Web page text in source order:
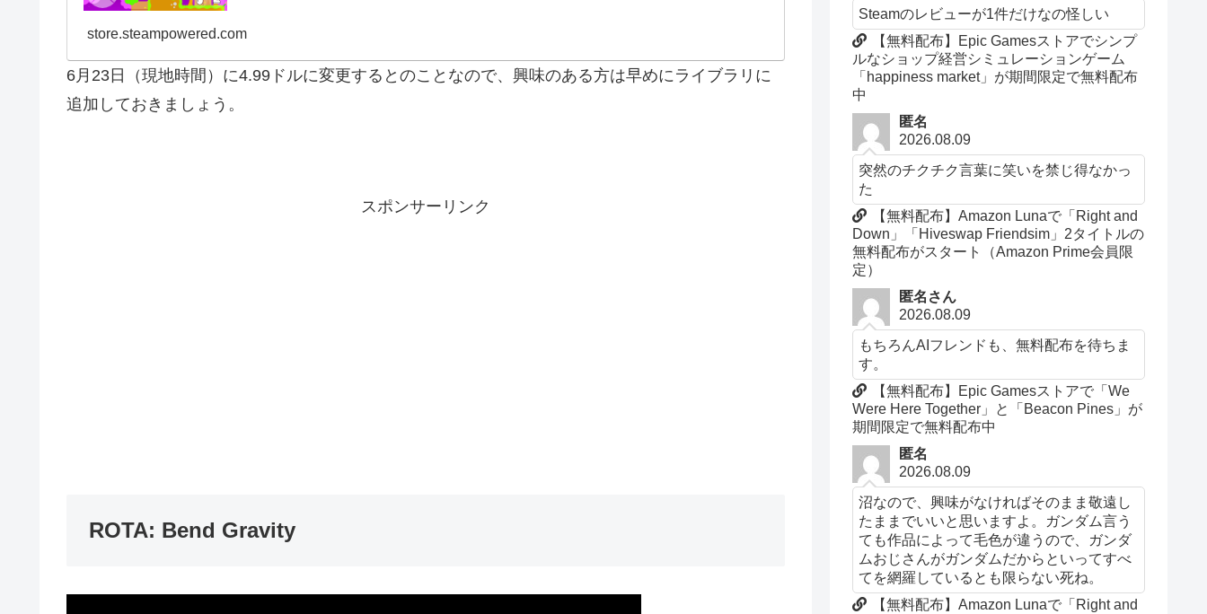
store.steampowered.com
6月23日（現地時間）に4.99ドルに変更するとのことなので、興味のある方は早めにライブラリに
追加しておきましょう。
スポンサーリンク
ROTA: Bend Gravity
Steamのレビューが1件だけなの怪しい
【無料配布】Epic Gamesストアでシンプ
ルなショップ経営シミュレーションゲーム
「happiness market」が期間限定で無料配布
中
匿名
2026.08.09
突然のチクチク言葉に笑いを禁じ得なかっ
た
【無料配布】Amazon Lunaで「Right and
Down」「Hiveswap Friendsim」2タイトルの
無料配布がスタート（Amazon Prime会員限
定）
匿名さん
2026.08.09
もちろんAIフレンドも、無料配布を待ちま
す。
【無料配布】Epic Gamesストアで「We
Were Here Together」と「Beacon Pines」が
期間限定で無料配布中
匿名
2026.08.09
沼なので、興味がなければそのまま敬遠し
たままでいいと思いますよ。ガンダム言う
ても作品によって毛色が違うので、ガンダ
ムおじさんがガンダムだからといってすべ
てを網羅しているとも限らない死ね。
【無料配布】Amazon Lunaで「Right and